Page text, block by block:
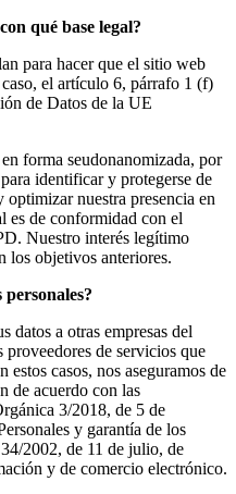
qué base legal?
para hacer que el sitio web
el artículo 6, párrafo 1 (f)
de Datos de la UE
forma seudonanomizada, por
identificar y protegerse de
nuestra presencia en
es de conformidad con el
Nuestro interés legítimo
los objetivos anteriores.
personales?
datos a otras empresas del
de servicios que
casos, nos aseguramos de
de acuerdo con las
3/2018, de 5 de
y garantía de los
2002, de 11 de julio, de
y de comercio electrónico.